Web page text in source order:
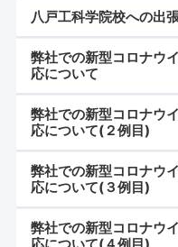
八戸工科学院校への出
弊社での新型コロナウ
応について
弊社での新型コロナウ
応について(２例目)
弊社での新型コロナウ
応について(３例目)
弊社での新型コロナウ